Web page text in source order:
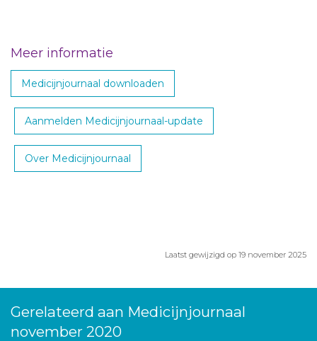
Meer informatie
Medicijnjournaal downloaden
Aanmelden Medicijnjournaal-update
Over Medicijnjournaal
Laatst gewijzigd op 19 november 2025
Gerelateerd aan Medicijnjournaal
november 2020